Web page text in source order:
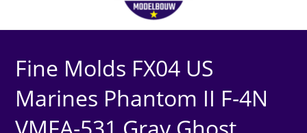
Fine Molds FX04 US
Marines Phantom II F-4N